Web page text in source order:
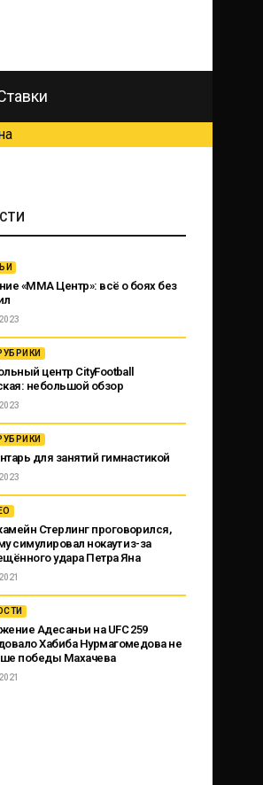
«ММА Центр»: всё о боях без
центр CityFootball
небольшой обзор
для занятий гимнастикой
Стерлинг проговорился,
симулировал нокаут из-за
удара Петра Яна
Адесаньи на UFC 259
Хабиба Нурмагомедова не
победы Махачева